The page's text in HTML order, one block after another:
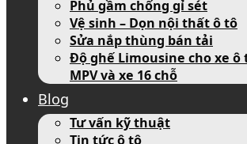
Phủ gầm chống gỉ sét
Vệ sinh – Dọn nội thất ô tô
Sửa nắp thùng bán tải
Độ ghế Limousine cho xe ô
MPV và xe 16 chỗ
Blog
Tư vấn kỹ thuật
Tin tức ô tô